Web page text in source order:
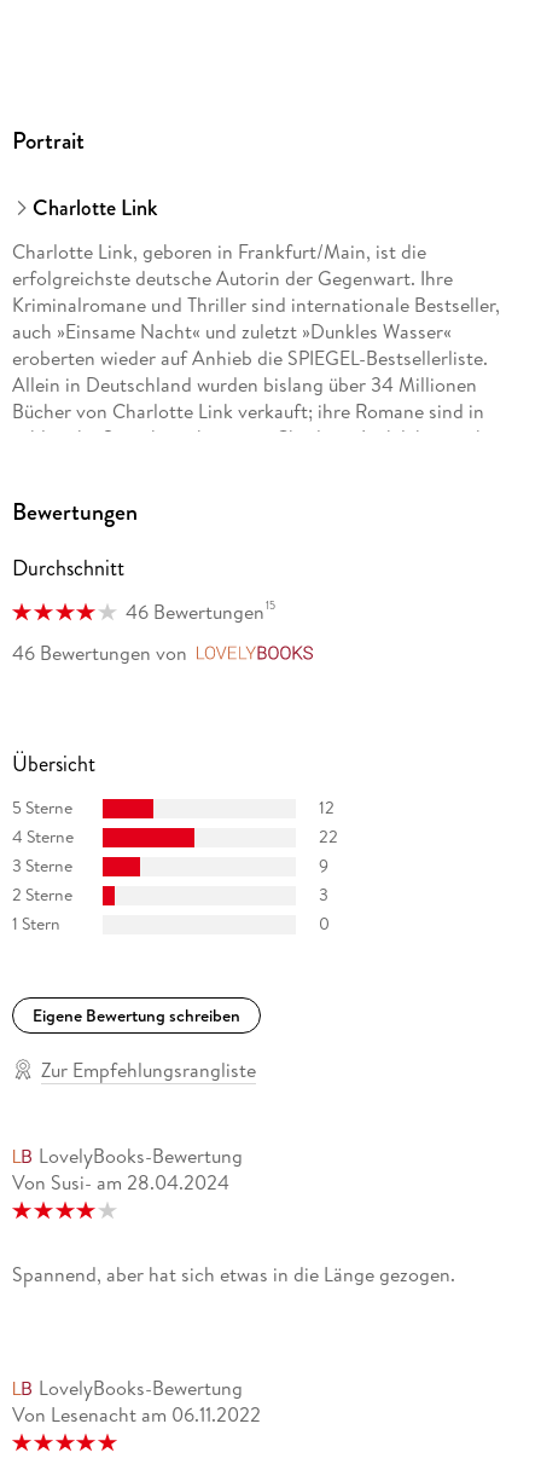
Portrait
Charlotte Link
Charlotte Link, geboren in Frankfurt/Main, ist die
erfolgreichste deutsche Autorin der Gegenwart. Ihre
Kriminalromane und Thriller sind internationale Bestseller,
auch »Einsame Nacht« und zuletzt »Dunkles Wasser«
eroberten wieder auf Anhieb die SPIEGEL-Bestsellerliste.
Allein in Deutschland wurden bislang über 34 Millionen
Bücher von Charlotte Link verkauft; ihre Romane sind in
zahlreiche Sprachen übersetzt. Charlotte Link lebt mit ihrer
Bewertungen
Durchschnitt
46 Bewertungen15
46 Bewertungen von
Übersicht
5 Sterne
12
4 Sterne
22
3 Sterne
9
2 Sterne
3
1 Stern
0
Eigene Bewertung schreiben
Zur Empfehlungsrangliste
LovelyBooks-Bewertung
Von Susi- am 28.04.2024
Spannend, aber hat sich etwas in die Länge gezogen.
LovelyBooks-Bewertung
Von Lesenacht am 06.11.2022